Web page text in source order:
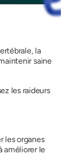
la
saine
les raideurs
les organes
améliorer le